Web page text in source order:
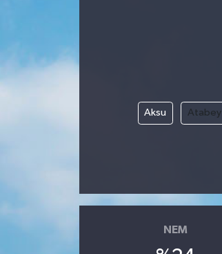
Aksu Atabey
NEM
Spor